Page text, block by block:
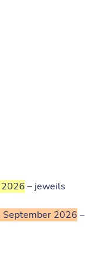
2026 – jeweils
September 2026 –